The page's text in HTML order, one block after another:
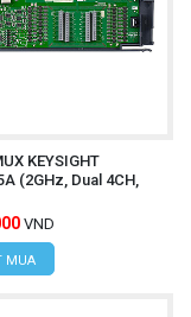
dẫn sử dụng
, cam kết chất
KEYSIGHT
(2GHz, Dual 4CH,
VND
MUA